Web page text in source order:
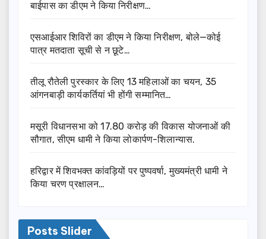
बाईपास का डीएम ने किया निरीक्षण…
एसआईआर शिविरों का डीएम ने किया निरीक्षण, बोले—कोई
पात्र मतदाता सूची से न छूटे…
तीलू रौतेली पुरस्कार के लिए 13 महिलाओं का चयन, 35
आंगनबाड़ी कार्यकर्तियां भी होंगी सम्मानित…
मसूरी विधानसभा को 17.80 करोड़ की विकास योजनाओं की
सौगात, सीएम धामी ने किया लोकार्पण-शिलान्यास.
हरिद्वार में शिवभक्त कांवड़ियों पर पुष्पवर्षा, मुख्यमंत्री धामी ने
किया चरण प्रक्षालन…
Posts Slider